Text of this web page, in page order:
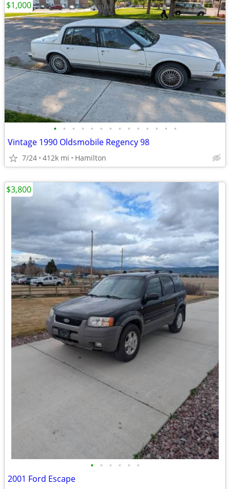
• • • • • • • • • • • • • •
Vintage 1990 Oldsmobile Regency 98
7/24 412k mi Hamilton
$1,000
• • • • • •
2001 Ford Escape
$3,800